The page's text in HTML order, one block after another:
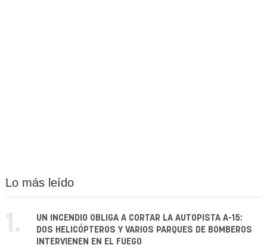
Lo más leído
1.
UN INCENDIO OBLIGA A CORTAR LA AUTOPISTA A-15:
DOS HELICÓPTEROS Y VARIOS PARQUES DE BOMBEROS
INTERVIENEN EN EL FUEGO